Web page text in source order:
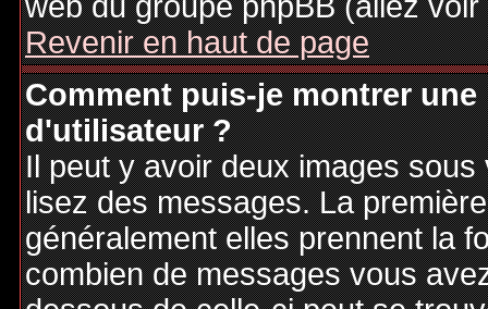
Revenir en haut de page
Comment puis-je montrer
d'utilisateur ?
Il peut y avoir deux images
lisez des messages. La
généralement elles prennent la
combien de messages vous